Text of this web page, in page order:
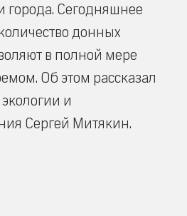
города. Сегодняшнее
донных
в полной мере
Об этом рассказал
и
Сергей Митякин.